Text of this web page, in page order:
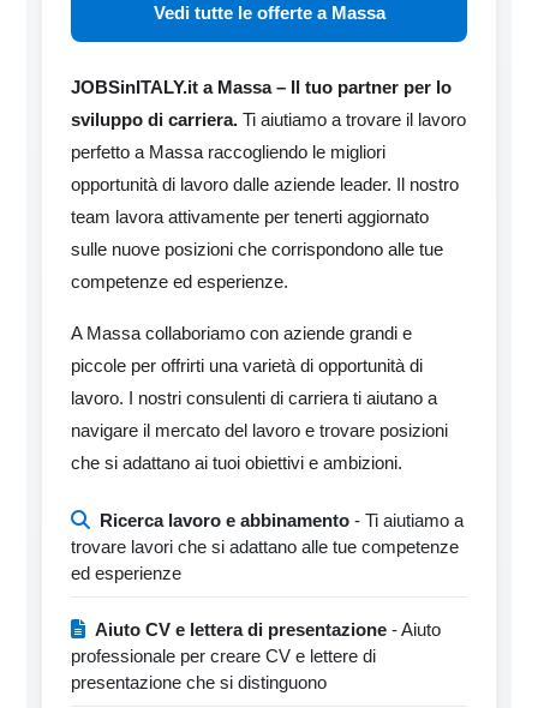
Vedi tutte le offerte a Massa
JOBSinITALY.it a Massa – Il tuo partner per lo
sviluppo di carriera. Ti aiutiamo a trovare il lavoro
perfetto a Massa raccogliendo le migliori
opportunità di lavoro dalle aziende leader. Il nostro
team lavora attivamente per tenerti aggiornato
sulle nuove posizioni che corrispondono alle tue
competenze ed esperienze.
A Massa collaboriamo con aziende grandi e
piccole per offrirti una varietà di opportunità di
lavoro. I nostri consulenti di carriera ti aiutano a
navigare il mercato del lavoro e trovare posizioni
che si adattano ai tuoi obiettivi e ambizioni.
Ricerca lavoro e abbinamento - Ti aiutiamo a
trovare lavori che si adattano alle tue competenze
ed esperienze
Aiuto CV e lettera di presentazione - Aiuto
professionale per creare CV e lettere di
presentazione che si distinguono